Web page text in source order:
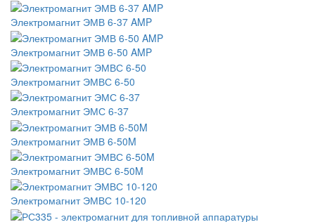
Электромагнит ЭМВ 6-37 AMP
Электромагнит ЭМВ 6-50 AMP
Электромагнит ЭМВС 6-50
Электромагнит ЭМС 6-37
Электромагнит ЭМВ 6-50M
Электромагнит ЭМВС 6-50M
Электромагнит ЭМВС 10-120